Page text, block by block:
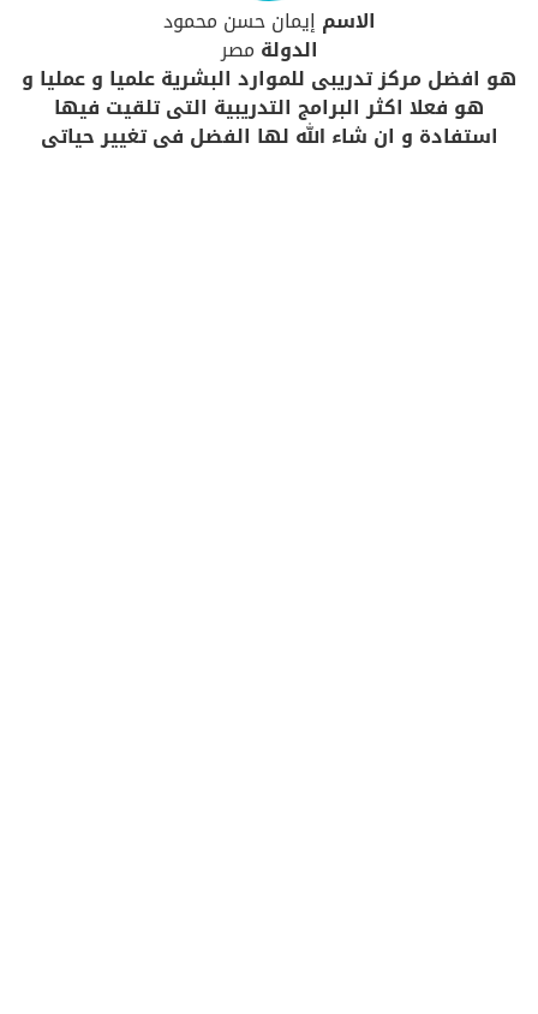
الاسم إيمان حسن محمود
الدولة مصر
هو افضل مركز تدريبى للموارد البشرية علميا و عمليا و
هو فعلا اكثر البرامج التدريبية التى تلقيت فيها
استفادة و ان شاء الله لها الفضل فى تغيير حياتى